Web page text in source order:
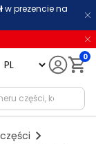
w prezencie na
language 0